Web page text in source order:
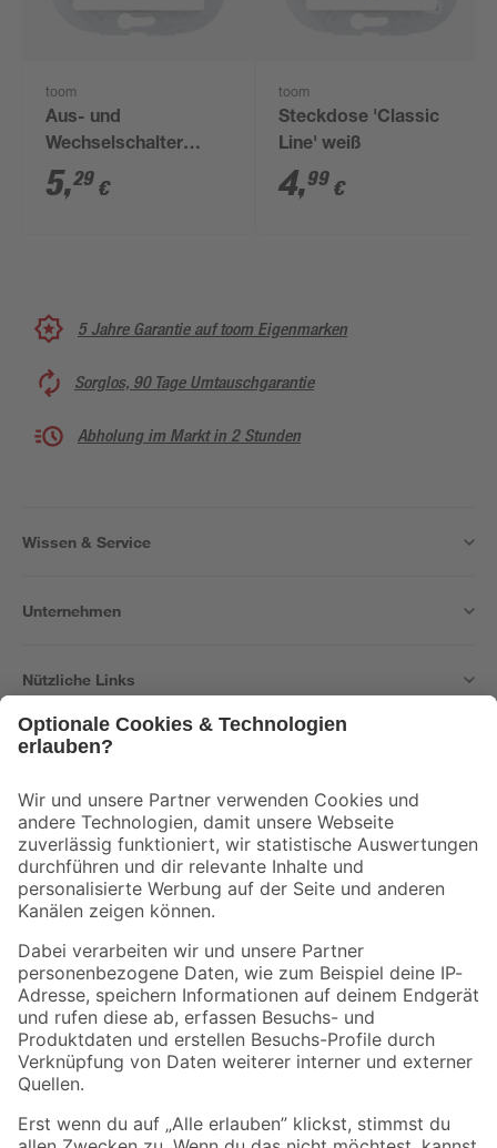
toom
Aus- und
Wechselschalter
'Classic Line' weiß
5,29 €
toom
Steckdose 'Classic
Line' weiß
4,99 €
5 Jahre Garantie auf toom Eigenmarken
Sorglos, 90 Tage Umtauschgarantie
Abholung im Markt in 2 Stunden
Wissen & Service
Unternehmen
Nützliche Links
Der toom Newsletter: Keine Angebote und Aktionen mehr verpassen!
Zur Newsletter Anmeldung
Folge uns
Zahlungsarten Versandarten
Sicher einkaufen